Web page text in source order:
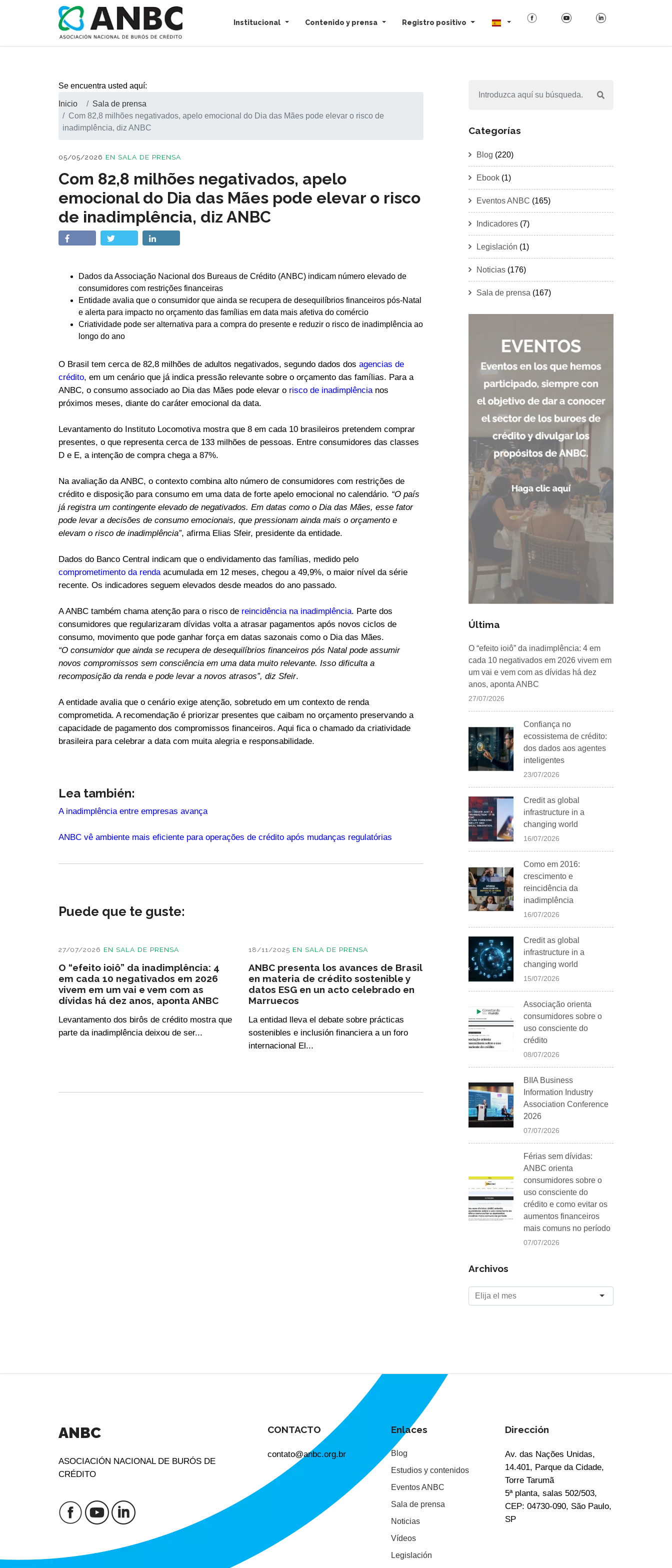
Institucional Contenido y prensa Registro positivo
Se encuentra usted aquí:
Inicio
Sala de prensa
Com 82,8 milhões negativados, apelo emocional do Dia das Mães pode elevar o risco de
inadimplência, diz ANBC
05/05/2026 EN SALA DE PRENSA
Com 82,8 milhões negativados, apelo
emocional do Dia das Mães pode elevar o risco
de inadimplência, diz ANBC
Dados da Associação Nacional dos Bureaus de Crédito (ANBC) indicam número elevado de
consumidores com restrições financeiras
Entidade avalia que o consumidor que ainda se recupera de desequilíbrios financeiros pós-Natal
e alerta para impacto no orçamento das famílias em data mais afetiva do comércio
Criatividade pode ser alternativa para a compra do presente e reduzir o risco de inadimplência ao
longo do ano
O Brasil tem cerca de 82,8 milhões de adultos negativados, segundo dados dos agencias de
crédito, em um cenário que já indica pressão relevante sobre o orçamento das famílias. Para a
ANBC, o consumo associado ao Dia das Mães pode elevar o risco de inadimplêncianos
próximos meses, diante do caráter emocional da data.
Levantamento do Instituto Locomotiva mostra que 8 em cada 10 brasileiros pretendem comprar
presentes, o que representa cerca de 133 milhões de pessoas. Entre consumidores das classes
D e E, a intenção de compra chega a 87%.
Na avaliação da ANBC, o contexto combina alto número de consumidores com restrições de
crédito e disposição para consumo em uma data de forte apelo emocional no calendário. “O país
já registra um contingente elevado de negativados. Em datas como o Dia das Mães, esse fator
pode levar a decisões de consumo emocionais, que pressionam ainda mais o orçamento e
elevam o risco de inadimplência”, afirma Elias Sfeir, presidente da entidade.
Dados do Banco Central indicam que o endividamento das famílias, medido pelo
comprometimento da rendaacumulada em 12 meses, chegou a 49,9%, o maior nível da série
recente. Os indicadores seguem elevados desde meados do ano passado.
A ANBC também chama atenção para o risco de reincidência na inadimplência. Parte dos
consumidores que regularizaram dívidas volta a atrasar pagamentos após novos ciclos de
consumo, movimento que pode ganhar força em datas sazonais como o Dia das Mães.
“O consumidor que ainda se recupera de desequilíbrios financeiros pós Natal pode assumir
novos compromissos sem consciência em uma data muito relevante. Isso dificulta a
recomposição da renda e pode levar a novos atrasos”, diz Sfeir.
A entidade avalia que o cenário exige atenção, sobretudo em um contexto de renda
comprometida. A recomendação é priorizar presentes que caibam no orçamento preservando a
capacidade de pagamento dos compromissos financeiros. Aqui fica o chamado da criatividade
brasileira para celebrar a data com muita alegria e responsabilidade.
Lea también:
A inadimplência entre empresas avança
ANBC vê ambiente mais eficiente para operações de crédito após mudanças regulatórias
Puede que te guste:
27/07/2026 EN SALA DE PRENSA
O “efeito ioiô” da inadimplência: 4
em cada 10 negativados em 2026
vivem em um vai e vem com as
dívidas há dez anos, aponta ANBC
Levantamento dos birôs de crédito mostra que
parte da inadimplência deixou de ser...
18/11/2025 EN SALA DE PRENSA
ANBC presenta los avances de Brasil
en materia de crédito sostenible y
datos ESG en un acto celebrado en
Marruecos
La entidad lleva el debate sobre prácticas
sostenibles e inclusión financiera a un foro
internacional El...
Categorías
Blog (220)
Ebook (1)
Eventos ANBC (165)
Indicadores (7)
Legislación (1)
Noticias (176)
Sala de prensa (167)
Última
O “efeito ioiô” da inadimplência: 4 em
cada 10 negativados em 2026 vivem em
um vai e vem com as dívidas há dez
anos, aponta ANBC
27/07/2026
Confiança no
ecossistema de crédito:
dos dados aos agentes
inteligentes
23/07/2026
Credit as global
infrastructure in a
changing world
16/07/2026
Como em 2016:
crescimento e
reincidência da
inadimplência
16/07/2026
Credit as global
infrastructure in a
changing world
15/07/2026
Associação orienta
consumidores sobre o
uso consciente do
crédito
08/07/2026
BIIA Business
Information Industry
Association Conference
2026
07/07/2026
Férias sem dívidas:
ANBC orienta
consumidores sobre o
uso consciente do
crédito e como evitar os
aumentos financeiros
mais comuns no período
07/07/2026
Archivos
ANBC
ASOCIACIÓN NACIONAL DE BURÓS DE
CRÉDITO
CONTACTO
contato@anbc.org.br
Enlaces
Blog
Estudios y contenidos
Eventos ANBC
Sala de prensa
Noticias
Vídeos
Legislación
Dirección
Av. das Nações Unidas,
14.401, Parque da Cidade,
Torre Tarumã
5ª planta, salas 502/503,
CEP: 04730-090, São Paulo,
SP